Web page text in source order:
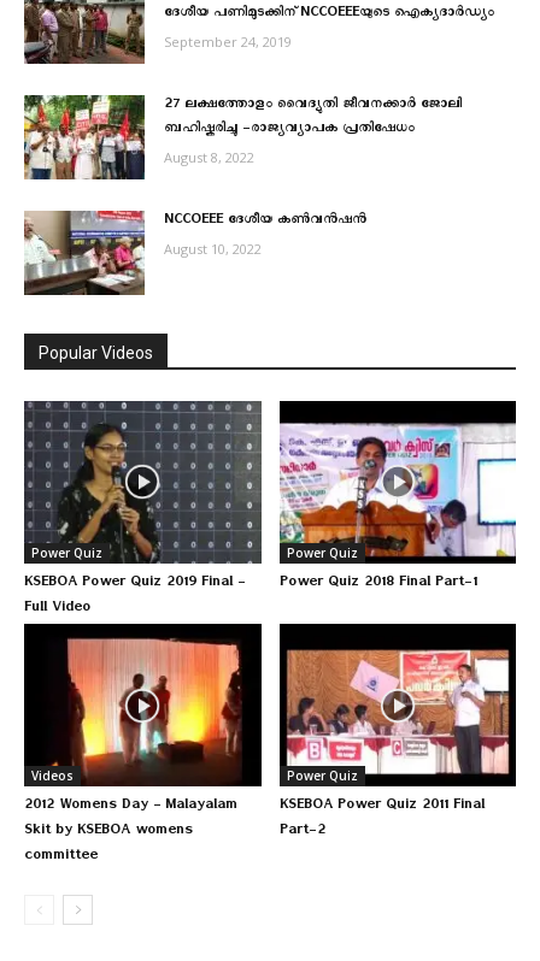
ദേശീയ പണിമുടക്കിന് NCCOEEEയുടെ ഐക്യദാര്‍ഡ്യം
September 24, 2019
27 ലക്ഷത്തോളം വൈദ്യുതി ജീവനക്കാർ ജോലി
ബഹിഷ്കരിച്ചു -രാജ്യവ്യാപക പ്രതിഷേധം
August 8, 2022
NCCOEEE ദേശീയ കൺവൻഷൻ
August 10, 2022
Popular Videos
Power Quiz
KSEBOA Power Quiz 2019 Final –
Full Video
Power Quiz
Power Quiz 2018 Final Part-1
Videos
2012 Womens Day – Malayalam
Skit by KSEBOA womens
committee
Power Quiz
KSEBOA Power Quiz 2011 Final
Part-2